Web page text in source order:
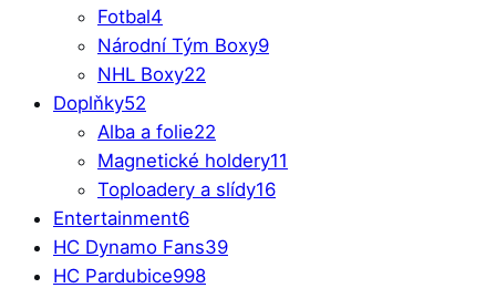
Fotbal4
Národní Tým Boxy9
NHL Boxy22
Doplňky52
Alba a folie22
Magnetické holdery11
Toploadery a slídy16
Entertainment6
HC Dynamo Fans39
HC Pardubice998